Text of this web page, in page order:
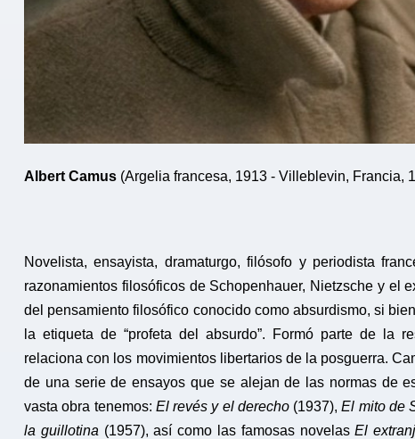
Albert Camus (Argelia francesa, 1913 - Villeblevin, Francia,
Novelista, ensayista, dramaturgo, filósofo y periodista
razonamientos filosóficos de Schopenhauer, Nietzsche y el
del pensamiento filosófico conocido como absurdismo, si
la etiqueta de “profeta del absurdo”. Formó parte de la
relaciona con los movimientos libertarios de la posguerra.
de una serie de ensayos que se alejan de las normas de
vasta obra tenemos: El revés y el derecho(1937),El mito de
la guillotina (1957), así como las famosas novelasEl